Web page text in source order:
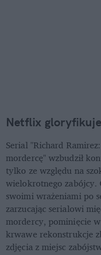
Netflix
Serial "Richard
mordercę" wzbudził
tylko ze względu na
wielokrotnego zabójcy.
swoimi wrażeniami po
zarzucając serialowi
mordercy, pominięcie
krwawe rekonstrukcje
zdjęcia z miejsc